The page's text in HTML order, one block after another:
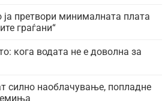
претвори минималната плата
граѓани“
кога водата не е доволна за
силно наоблачување, попладне